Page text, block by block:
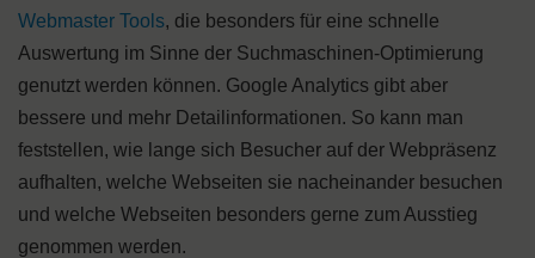
Webmaster Tools, die besonders für eine schnelle
Auswertung im Sinne der Suchmaschinen-Optimierung
genutzt werden können. Google Analytics gibt aber
bessere und mehr Detailinformationen. So kann man
feststellen, wie lange sich Besucher auf der Webpräsenz
aufhalten, welche Webseiten sie nacheinander besuchen
und welche Webseiten besonders gerne zum Ausstieg
genommen werden.